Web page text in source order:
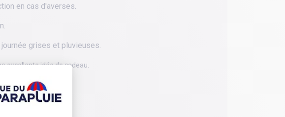
en cas d'averses.
grises et pluvieuses.
excellente idée de cadeau.